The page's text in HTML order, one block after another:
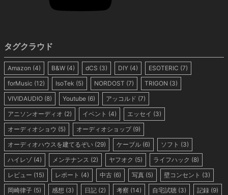
タグクラウド
Amazon (4) B&W (4) dCS (3) DIY (4) ESOTERIC (7)
forMusic (12) IsoTek (5) NORDOST (7) TRIGON (3)
VIVIDAUDIO (8) Youtube (6) アッコルド (7)
アニソンオーディオ (2) イベント (4) エッセイ (3)
オーディオショウ (5) オーディオショップ(9)
オーディオハウスを建てるぞい (29) ケーブル (6) ソフト (3)
ハイレゾ (4) メンテナンス (2) ヤフオク (5) ライフハック (8)
レビュー (15) レポート (4) 中古 (6) 写真 (5) 壁コンセント (3)
岡崎律子 (5) 感想 (3) 日記 (2) 考察 (14) 自宅試聴 (3) 記録 (9)